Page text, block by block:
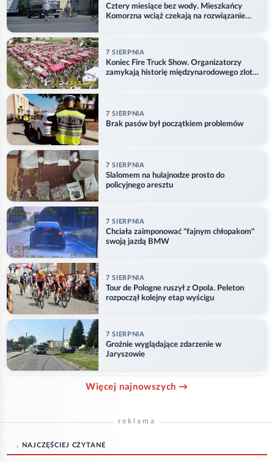
Cztery miesiące bez wody. Mieszkańcy
Komorzna wciąż czekają na rozwiązanie
7 SIERPNIA
Koniec Fire Truck Show. Organizatorzy
zamykają historię międzynarodowego zlotu
7 SIERPNIA
Brak pasów był początkiem problemów
7 SIERPNIA
Slalomem na hulajnodze prosto do
policyjnego aresztu
7 SIERPNIA
Chciała zaimponować "fajnym chłopakom"
swoją jazdą BMW
7 SIERPNIA
Tour de Pologne ruszył z Opola. Peleton
rozpoczął kolejny etap wyścigu
7 SIERPNIA
Groźnie wyglądające zdarzenie w
Jaryszowie
Więcej najnowszych →
reklama
NAJCZĘŚCIEJ CZYTANE